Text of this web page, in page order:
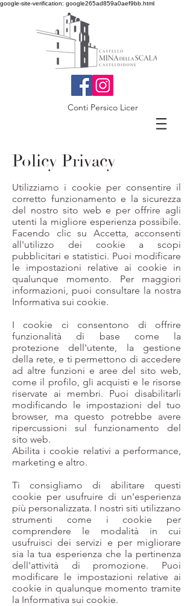
google-site-verification: google265ad859a0aef9bb.html
Conti Persico Licer
Policy Privacy
Utilizziamo i cookie per consentire il
corretto funzionamento e la sicurezza
del nostro sito web e per offrire agli
utenti la migliore esperienza possibile.
Facendo clic su Accetta, acconsenti
all'utilizzo dei cookie a scopi
pubblicitari e statistici. Puoi modificare
le impostazioni relative ai cookie in
qualunque momento. Per maggiori
informazioni, puoi consultare la nostra
Informativa sui cookie.
I cookie ci consentono di offrire
funzionalità di base come la
protezione dell'utente, la gestione
della rete, e ti permettono di accedere
ad altre funzioni e aree del sito web,
come il profilo, gli acquisti e le risorse
riservate ai membri. Puoi disabilitarli
modificando le impostazioni del tuo
browser, ma questo potrebbe avere
ripercussioni sul funzionamento del
sito web.
Abilita i cookie relativi a performance,
marketing e altro.
Ti consigliamo di abilitare questi
cookie per usufruire di un'esperienza
più personalizzata. I nostri siti utilizzano
strumenti come i cookie per
comprendere le modalità in cui
usufruisci dei servizi e per migliorare
sia la tua esperienza che la pertinenza
dell'attività di promozione. Puoi
modificare le impostazioni relative ai
cookie in qualunque momento tramite
la Informativa sui cookie.